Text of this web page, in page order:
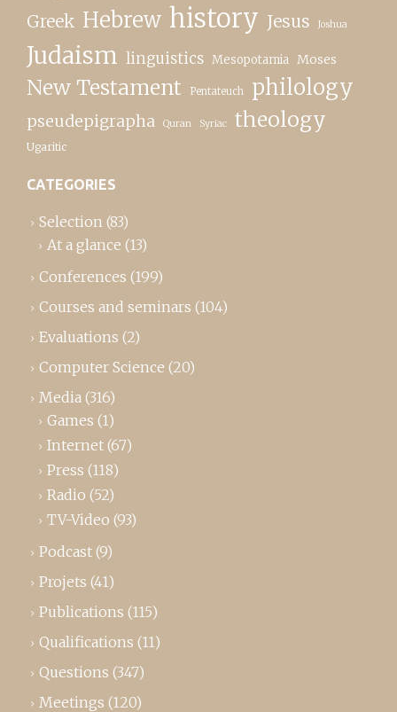
Greek Hebrew history Jesus Joshua
Judaism linguistics Mesopotamia Moses
New Testament Pentateuch philology
pseudepigrapha Quran Syriac theology
Ugaritic
CATEGORIES
Selection (83)
At a glance (13)
Conferences (199)
Courses and seminars (104)
Evaluations (2)
Computer Science (20)
Media (316)
Games (1)
Internet (67)
Press (118)
Radio (52)
TV-Video (93)
Podcast (9)
Projets (41)
Publications (115)
Qualifications (11)
Questions (347)
Meetings (120)